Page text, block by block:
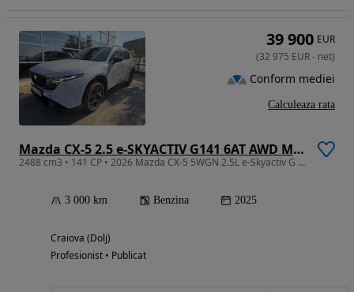
Mazda CX-5 2.5 e-SKYACTIV G141 6AT AWD MHEV Homura
2488 cm3 • 141 CP • 2026 Mazda CX-5 5WGN 2.5L e-Skyactiv G 141ps 6AT AWD Homura PANO TLOP
3 000 km Benzina 2025
Craiova (Dolj)
Profesionist • Publicat
39 900 EUR
(32 975 EUR- net)
Conform mediei
Calculeaza rata